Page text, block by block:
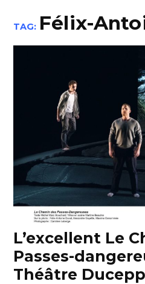
TAG: Félix-
L’excellent Le
Passes-
Théâtre